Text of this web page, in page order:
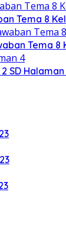
Tema 8
Tema 8
SD Halaman